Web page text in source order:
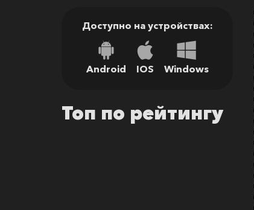
Доступно на устройствах:
Android IOS Windows
Топ по рейтингу